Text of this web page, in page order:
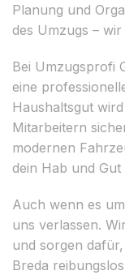
Planung und
des Umzugs –
Bei Umzugsprofi
eine
Haushaltsgut
Mitarbeitern
modernen
dein Hab und
Auch wenn es
uns verlassen.
und sorgen
Breda